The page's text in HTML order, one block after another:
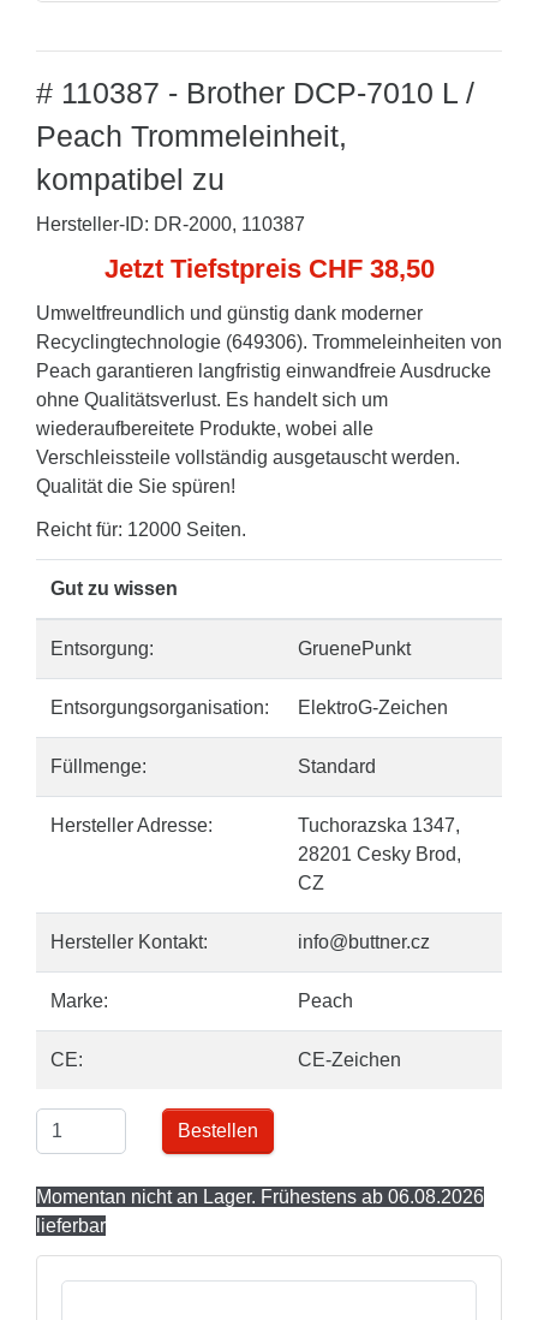
# 110387 - Brother DCP-7010 L /
Peach Trommeleinheit,
kompatibel zu
Hersteller-ID: DR-2000, 110387
Jetzt Tiefstpreis CHF 38,50
Umweltfreundlich und günstig dank moderner
Recyclingtechnologie (649306). Trommeleinheiten von
Peach garantieren langfristig einwandfreie Ausdrucke
ohne Qualitätsverlust. Es handelt sich um
wiederaufbereitete Produkte, wobei alle
Verschleissteile vollständig ausgetauscht werden.
Qualität die Sie spüren!
Reicht für: 12000 Seiten.
Gut zu wissen
Entsorgung: GruenePunkt
Entsorgungsorganisation: ElektroG-Zeichen
Füllmenge: Standard
Hersteller Adresse:
Tuchorazska 1347,
28201 Cesky Brod,
CZ
Hersteller Kontakt: info@buttner.cz
Marke: Peach
CE: CE-Zeichen
Bestellen
Momentan nicht an Lager. Frühestens ab 06.08.2026
lieferbar